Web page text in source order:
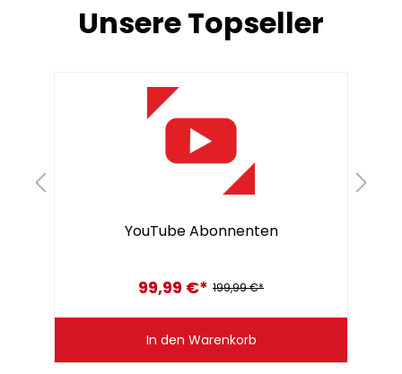
Produktgalerie überspringen
Unsere Topseller
YouTube Abonnenten
99,99 €* 199,99 €*
In den Warenkorb